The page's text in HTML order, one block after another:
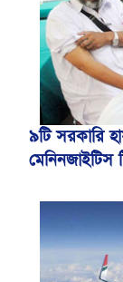
৯টি সরকারি
মেনিনজাইটিস